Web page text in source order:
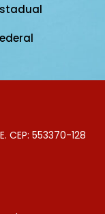
CEP: 553370-128